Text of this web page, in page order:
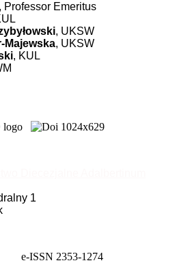
, Professor Emeritus
, UKSW
Majewska, UKSW
, KUL
1
e-ISSN 2353-1274